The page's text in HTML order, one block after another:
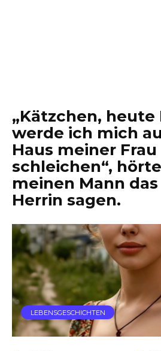
„Kätzchen, heute
werde ich mich
Haus meiner Frau
schleichen“,
meinen Mann
Herrin sagen.
LEBENSGESCHICHTEN